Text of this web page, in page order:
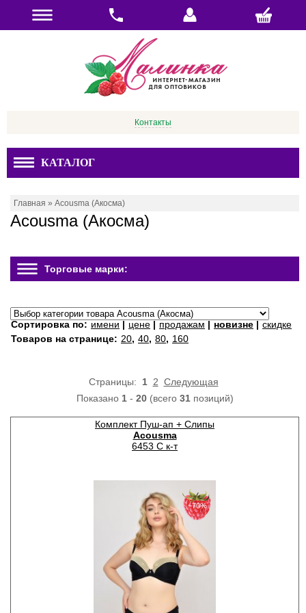
Контакты
КАТАЛОГ
Главная » Acousma (Акосма)
Acousma (Акосма)
Торговые марки:
Сортировка по: имени | цене | продажам | новизне | скидке
Товаров на странице: 20, 40, 80, 160
Страницы: 1 2 Следующая
Показано 1- 20(всего 31позиций)
Комплект Пуш-ап + Слипы
Acousma
6453 C к-т
−70%